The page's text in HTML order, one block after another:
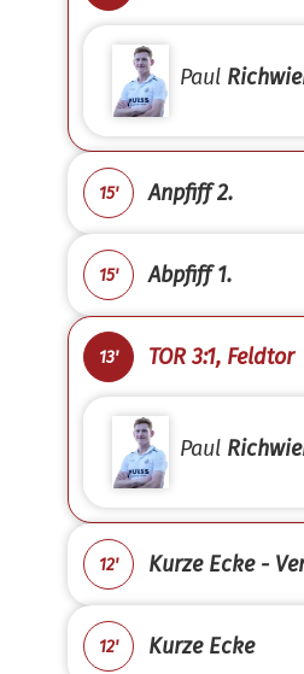
Paul
15' Anpfiff 2.
15' Abpfiff 1.
13' TOR 3:1, Feldtor
Paul
12' Kurze Ecke -
12' Kurze Ecke